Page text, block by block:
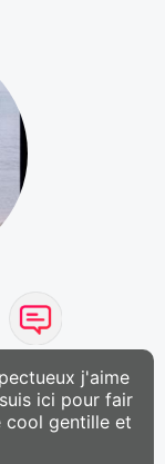
j'aime
ici pour fair
cool gentille et